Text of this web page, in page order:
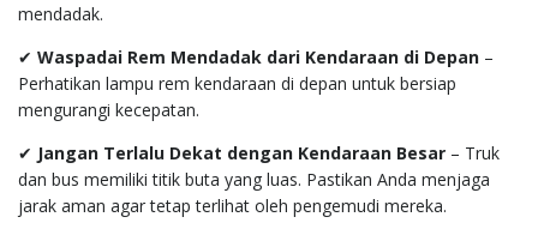
mendadak.
✔ Waspadai Rem Mendadak dari Kendaraan di Depan –
Perhatikan lampu rem kendaraan di depan untuk bersiap
mengurangi kecepatan.
✔ Jangan Terlalu Dekat dengan Kendaraan Besar – Truk
dan bus memiliki titik buta yang luas. Pastikan Anda menjaga
jarak aman agar tetap terlihat oleh pengemudi mereka.